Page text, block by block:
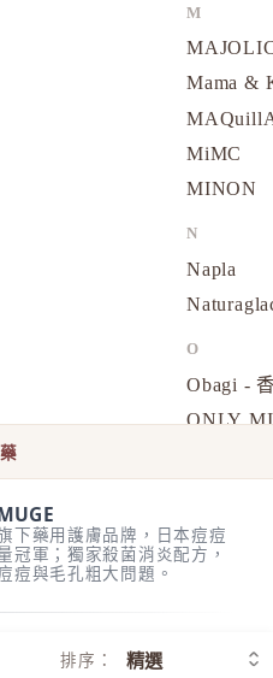
M
Mama &
MiMC
MINON
N
Napla
O
Obagi -
ONLY
OSAJI
林製藥
下藥用護膚品牌，日本痘痘
冠軍；獨家殺菌消炎配方，
痘與毛孔粗大問題。
排序：